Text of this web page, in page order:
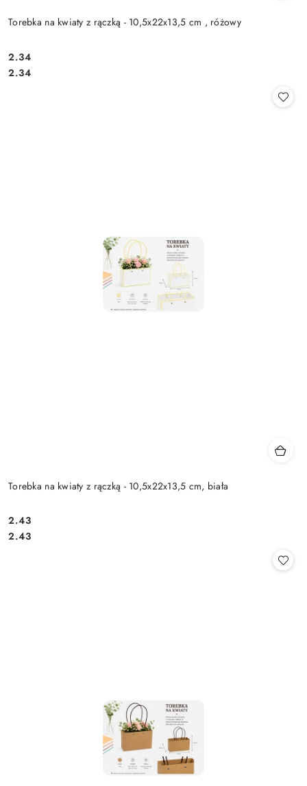
Torebka na kwiaty z rączką - 10,5x22x13,5 cm , różowy
Cena:
2.34
Cena:
2.34
Torebka na kwiaty z rączką - 10,5x22x13,5 cm, biała
Cena:
2.43
Cena:
2.43